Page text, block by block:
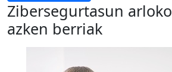
Zibersegurtasun arloko
azken berriak